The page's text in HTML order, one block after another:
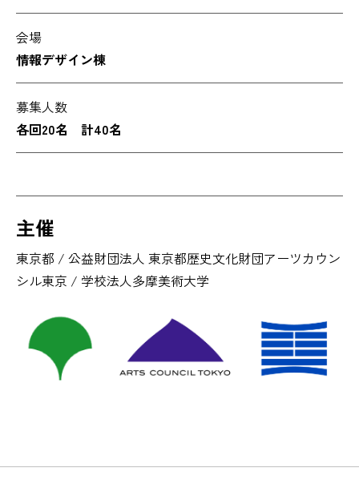
会場
情報デザイン棟
募集人数
各回20名 計40名
主催
東京都 / 公益財団法人 東京都歴史文化財団アーツカウン
シル東京 / 学校法人多摩美術大学